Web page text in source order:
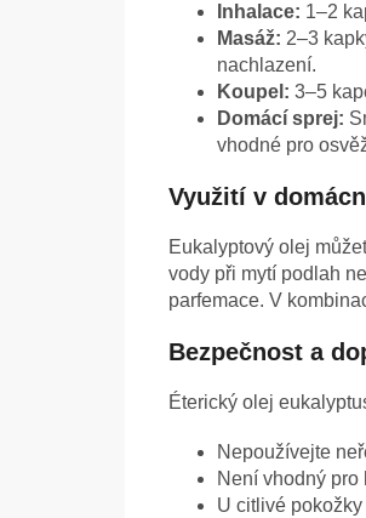
Inhalace: 1–2
Masáž: 2–3
nachlazení.
Koupel: 3–5
Domácí sprej:
vhodné pro
Využití v
Eukalyptový olej
vody při mytí podlah
parfemace. V
Bezpečnost a
Éterický olej
Nepoužívejte
Není vhodný pro
U citlivé